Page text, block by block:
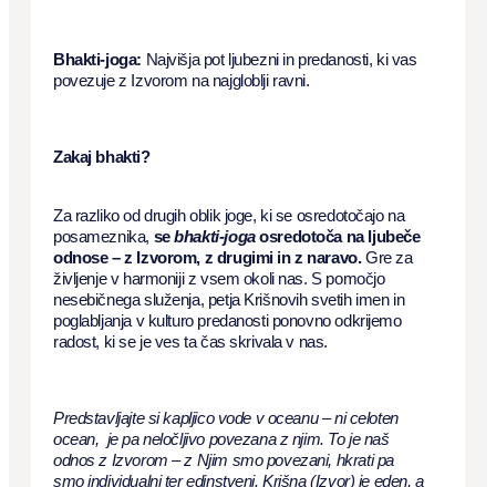
Bhakti-joga: Najvišja pot ljubezni in predanosti, ki vas
povezuje z Izvorom na najgloblji ravni.
Zakaj bhakti?
Za razliko od drugih oblik joge, ki se osredotočajo na
posameznika, sebhakti-jogaosredotoča na ljubeče
odnose – z Izvorom, z drugimi in z naravo.Gre za
življenje v harmoniji z vsem okoli nas. S pomočjo
nesebičnega služenja, petja Krišnovih svetih imen in
poglabljanja v kulturo predanosti ponovno odkrijemo
radost, ki se je ves ta čas skrivala v nas.
Predstavljajte si kapljico vode v oceanu – ni celoten
ocean, je pa neločljivo povezana z njim. To je naš
odnos z Izvorom – z Njim smo povezani, hkrati pa
smo individualni ter edinstveni. Krišna (Izvor) je eden, a